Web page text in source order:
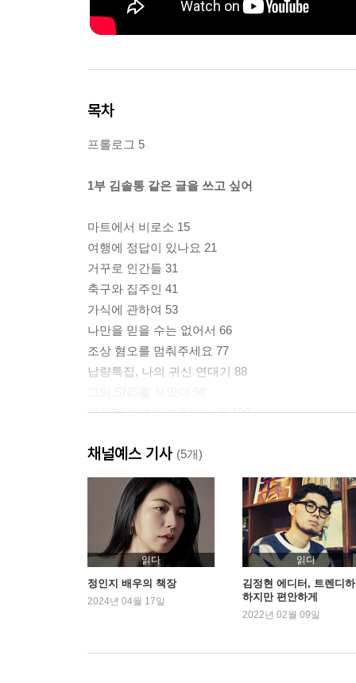
목차
프롤로그 5
1부 김솔통 같은 글을 쓰고 싶어
마트에서 비로소 15
여행에 정답이 있나요 21
거꾸로 인간들 31
축구와 집주인 41
가식에 관하여 53
나만을 믿을 수는 없어서 66
조상 혐오를 멈춰주세요 77
납량특집, 나의 귀신 연대기 88
책으로 인생이 바뀐다는 것 109
2부 한 시절을 건너게 해준
문 앞에서 이제는 129
그런 우리들이 있었다고 137
비행기는 괜찮았어 144
어느 미니멀리스트의 시련 154
wkw/tk/1996@7'55"/hk.net 164
뿌팟뽕커리의 기쁨과 슬픔 171
채널예스 기사 (5개)
읽다
정인지 배우의 책장
2024년 04월 17일
읽다
김정현 에디터, 트렌디
하지만 편안하게
2022년 02월 09일